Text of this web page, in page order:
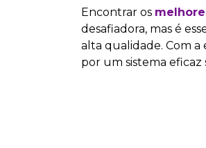
Encontrar os
desafiadora, mas é
alta qualidade. Com
por um sistema eficaz